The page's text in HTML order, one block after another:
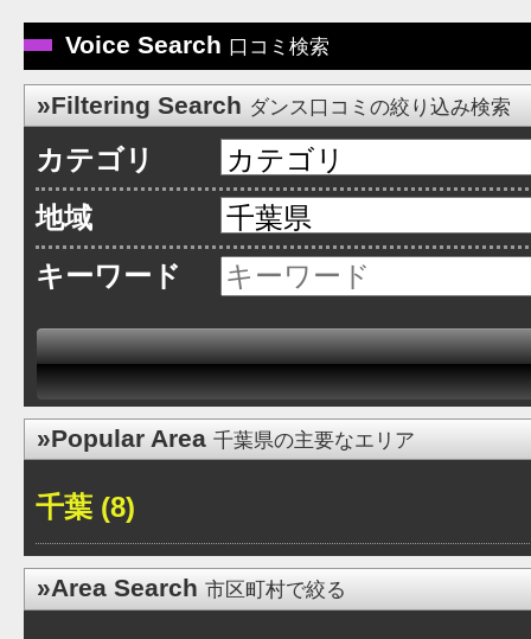
Voice Search 口コミ検索
»Filtering Search ダンス口コミの絞り込み検索
カテゴリ
地域
キーワード
»Popular Area千葉県の主要なエリア
千葉 (8)
»Area Search市区町村で絞る